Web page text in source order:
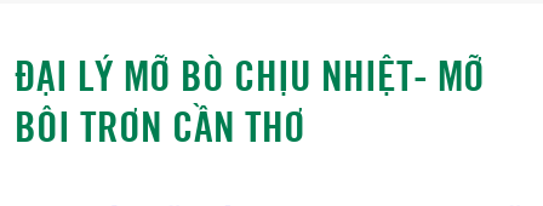
tốt
ĐẠI LÝ MỠ BÒ CHỊU NHIỆT- MỠ
BÔI TRƠN CẦN THƠ